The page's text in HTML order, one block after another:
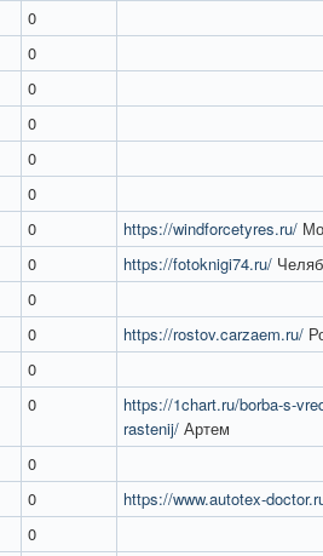
0
0
0
0
0
0
0 https://windforcetyres.ru/
0 https://fotoknigi74.ru/
0
0 https://rostov.carzaem.ru/
0
0
https://1chart.ru/borba-s-
rastenij/ Артем
0
0
https://www.autotex-
0